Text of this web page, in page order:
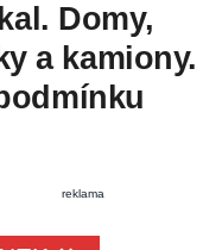
Domy,
a kamiony.
reklama